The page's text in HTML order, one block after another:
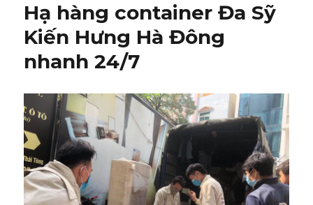
Hạ hàng container Đa Sỹ
Kiến Hưng Hà Đông
nhanh 24/7